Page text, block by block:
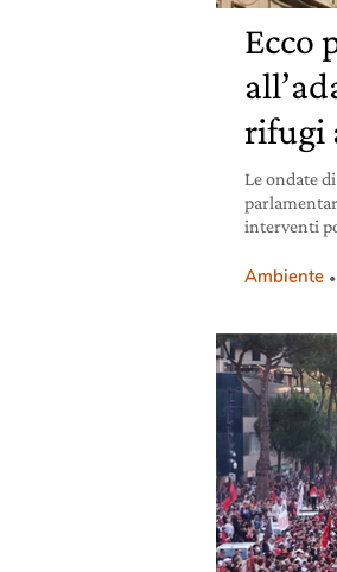
Ecco
rifugi
Le ondate
interventi
Ambiente